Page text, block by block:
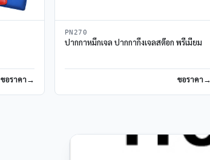
ขอราคา
PN270
ปากกาหมึกเจล ปากกากึ่งเจลสต๊อก พรีเมี่ยม
ขอราคา